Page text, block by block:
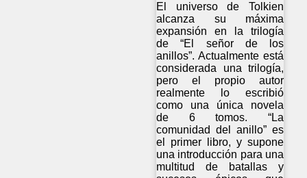
El universo de Tolkien
alcanza su máxima
expansión en la trilogía
de “El señor de los
anillos”. Actualmente está
considerada una trilogía,
pero el propio autor
realmente lo escribió
como una única novela
de 6 tomos. “La
comunidad del anillo” es
el primer libro, y supone
una introducción para una
multitud de batallas y